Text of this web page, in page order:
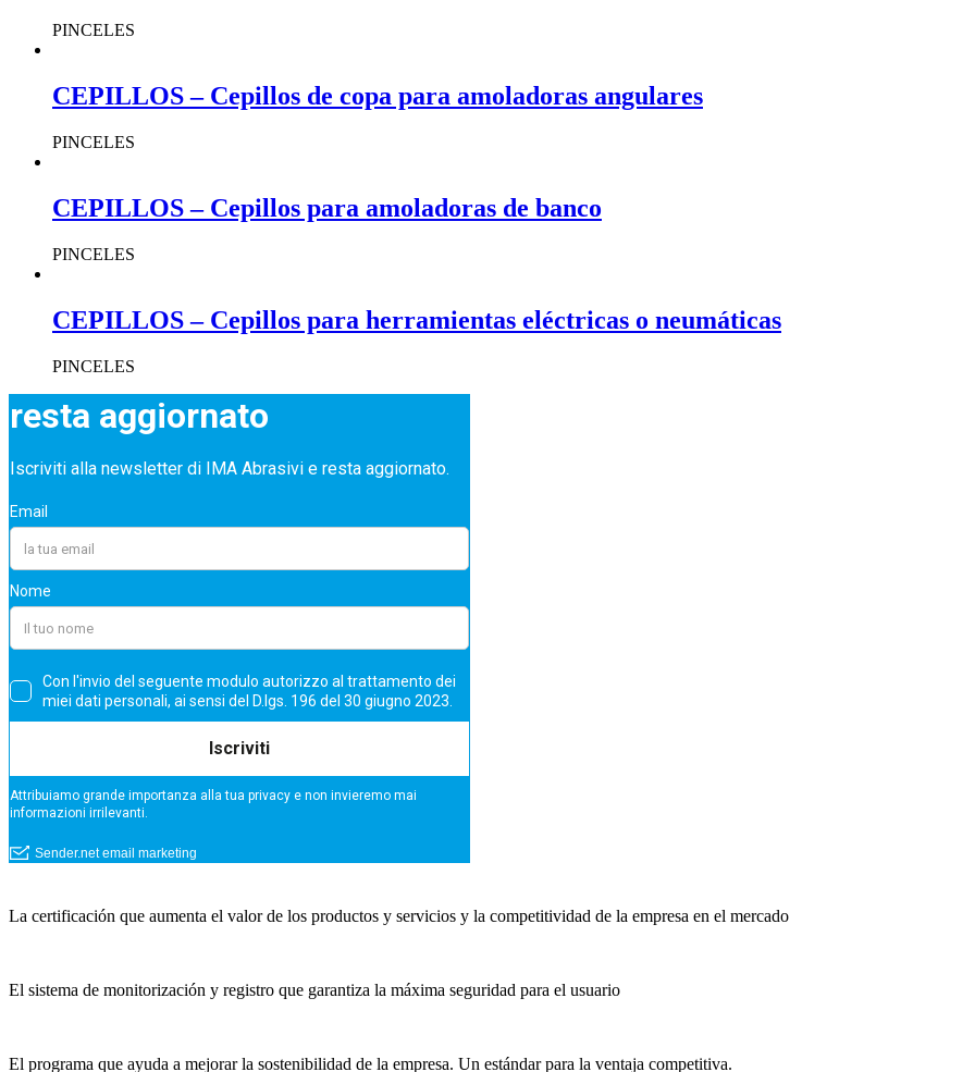
PINCELES
CEPILLOS – Cepillos de copa para amoladoras angulares
PINCELES
CEPILLOS – Cepillos para amoladoras de banco
PINCELES
CEPILLOS – Cepillos para herramientas eléctricas o neumáticas
PINCELES
La certificación que aumenta el valor de los productos y servicios y la competitividad de la empresa en el mercado
El sistema de monitorización y registro que garantiza la máxima seguridad para el usuario
El programa que ayuda a mejorar la sostenibilidad de la empresa. Un estándar para la ventaja competitiva.